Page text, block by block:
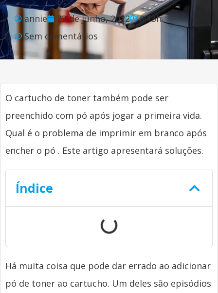
annie 23 de junho, 2022
8:13h
Sem comentários
O cartucho de toner também pode ser
preenchido com pó após jogar a primeira vida.
Qual é o problema de imprimir em branco após
encher o pó . Este artigo apresentará soluções.
Índice
Há muita coisa que pode dar errado ao adicionar
pó de toner ao cartucho. Um deles são episódios